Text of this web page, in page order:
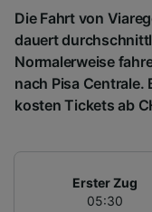
Die Fahrt von
dauert
Normalerweise
nach Pisa Centrale.
kosten Tickets ab
Erster Zug
05:30